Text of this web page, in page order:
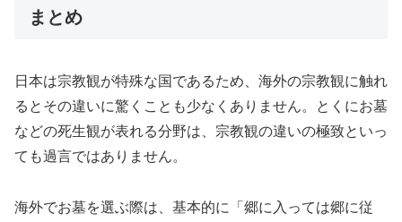
まとめ
日本は宗教観が特殊な国であるため、海外の宗教観に触れ
るとその違いに驚くことも少なくありません。とくにお墓
などの死生観が表れる分野は、宗教観の違いの極致といっ
ても過言ではありません。
海外でお墓を選ぶ際は、基本的に「郷に入っては郷に従